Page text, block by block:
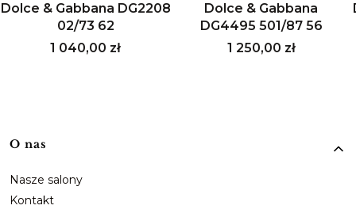
Dolce & Gabbana DG2208
02/73 62
Cena
1 040,00 zł
Dolce & Gabbana
DG4495 501/87 56
Cena
1 250,00 zł
Linki w stopce
O nas
Nasze salony
Kontakt